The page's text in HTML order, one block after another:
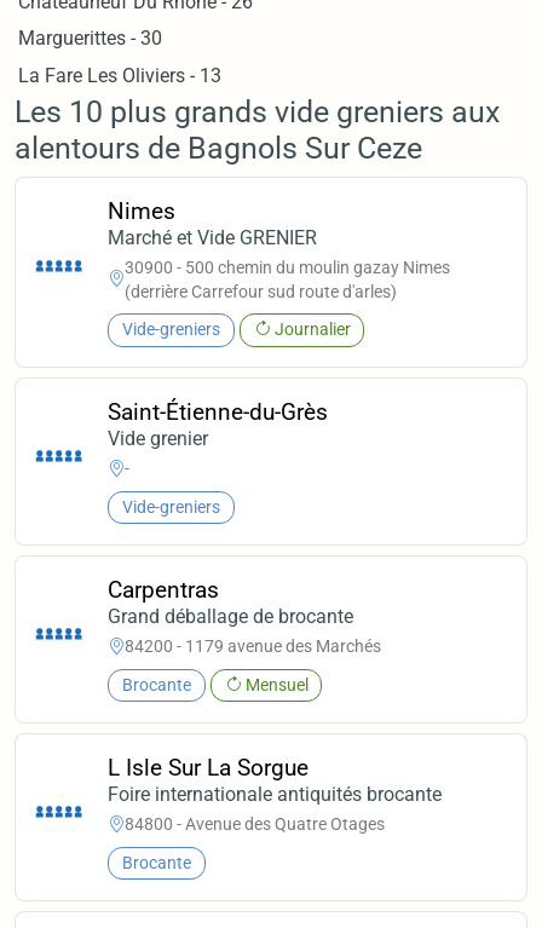
Marguerittes - 30
La Fare Les Oliviers - 13
Les 10 plus grands vide greniers aux
alentours de Bagnols Sur Ceze
Nimes
Marché et Vide GRENIER
30900 - 500 chemin du moulin gazay Nimes
(derrière Carrefour sud route d'arles)
Vide-greniers Journalier
Saint-Étienne-du-Grès
Vide grenier
-
Vide-greniers
Carpentras
Grand déballage de brocante
84200 - 1179 avenue des Marchés
Brocante Mensuel
L Isle Sur La Sorgue
Foire internationale antiquités brocante
84800 - Avenue des Quatre Otages
Brocante